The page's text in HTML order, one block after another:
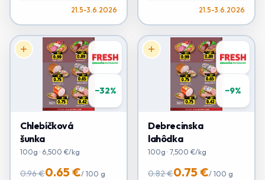
21.5-3.6.2026 21.5-3.6.2026
−32%
Chlebíčková
šunka
100g · 6,500 €/kg
0.96 €0.65 €/ 100 g
−9%
Debrecinska
lahôdka
100g · 7,500 €/kg
0.82 €0.75 €/ 100 g